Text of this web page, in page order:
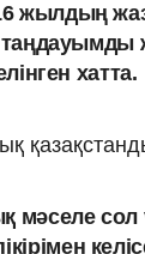
жылдың
хатта.
сол